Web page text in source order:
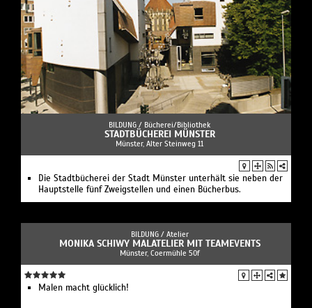
BILDUNG / Bücherei/Bibliothek
STADTBÜCHEREI MÜNSTER
Münster, Alter Steinweg 11
Die Stadtbücherei der Stadt Münster unterhält sie neben der
Hauptstelle fünf Zweigstellen und einen Bücherbus.
BILDUNG / Atelier
MONIKA SCHIWY MALATELIER MIT TEAMEVENTS
Münster, Coermühle 50f
Malen macht glücklich!